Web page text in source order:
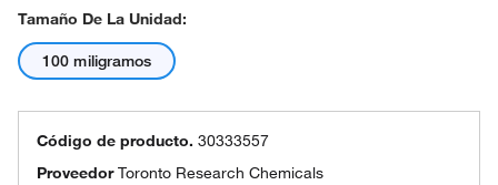
Tamaño De La Unidad:
100 miligramos
Código de producto. 30333557
ProveedorToronto Research Chemicals